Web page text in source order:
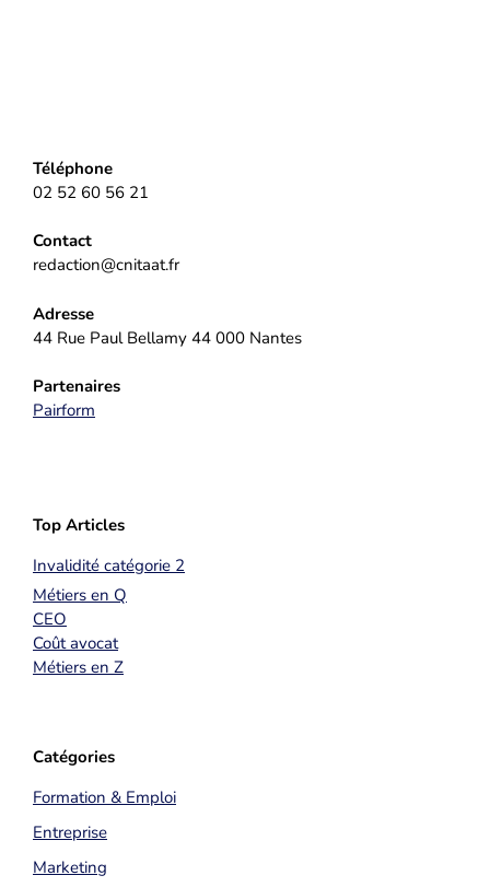
Téléphone
02 52 60 56 21
Contact
redaction@cnitaat.fr
Adresse
44 Rue Paul Bellamy 44 000 Nantes
Partenaires
Pairform
Top Articles
Invalidité catégorie 2
Métiers en Q
CEO
Coût avocat
Métiers en Z
Catégories
Formation & Emploi
Entreprise
Marketing